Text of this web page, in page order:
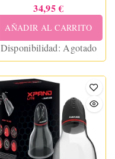
34,95 €
AÑADIR AL CARRITO
Disponibilidad: Agotado